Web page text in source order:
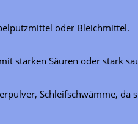
oder Bleichmittel.
starken Säuren oder stark
Schleifschwämme, da